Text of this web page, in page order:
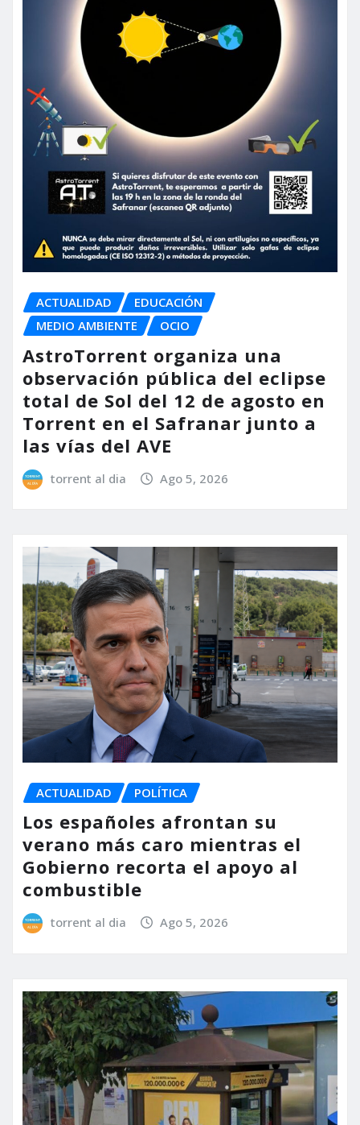
ACTUALIDAD
EDUCACIÓN
MEDIO AMBIENTE
OCIO
AstroTorrent organiza una
observación pública del eclipse
total de Sol del 12 de agosto en
Torrent en el Safranar junto a
las vías del AVE
torrent al dia Ago 5, 2026
ACTUALIDAD POLÍTICA
Los españoles afrontan su
verano más caro mientras el
Gobierno recorta el apoyo al
combustible
torrent al dia Ago 5, 2026